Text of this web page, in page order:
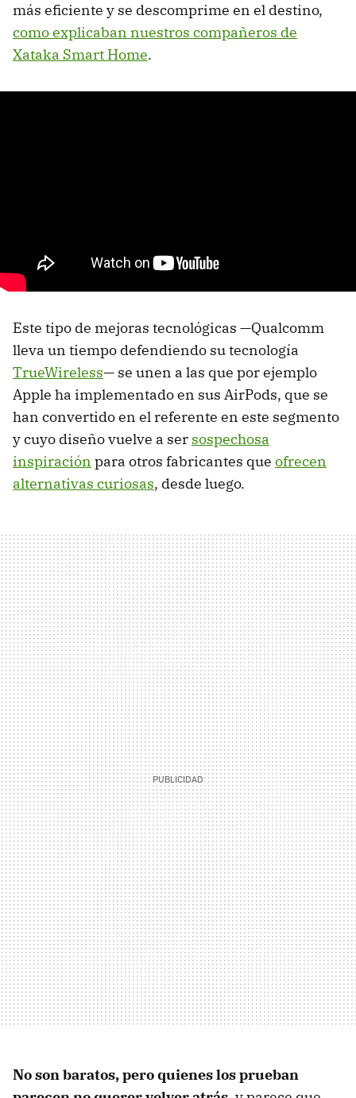
más eficiente y se descomprime en el destino,
como explicaban nuestros compañeros de
Xataka Smart Home.
Este tipo de mejoras tecnológicas —Qualcomm
lleva un tiempo defendiendo su tecnología
TrueWireless— se unen a las que por ejemplo
Apple ha implementado en sus AirPods, que se
han convertido en el referente en este segmento
y cuyo diseño vuelve a ser sospechosa
inspiración para otros fabricantes que ofrecen
alternativas curiosas, desde luego.
No son baratos, pero quienes los prueban